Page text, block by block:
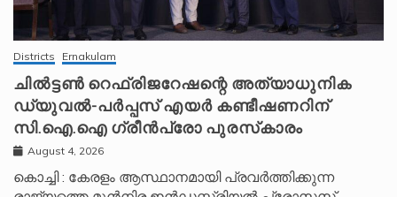
Districts Ernakulam
ചിൽട്ടൺ റെഫ്രിജറേഷന്റെ അത്യാധുനിക
ഡ്യുവൽ-പർപ്പസ് എയർ കണ്ടീഷണറിന്
സി.ഐ.ഐ ഗ്രീൻപ്രോ പുരസ്‌കാരം
August 4, 2026
കൊച്ചി : കേരളം ആസ്ഥാനമായി പ്രവർത്തിക്കുന്ന